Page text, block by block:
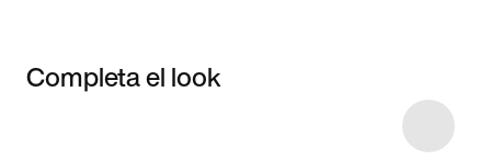
Completa el look